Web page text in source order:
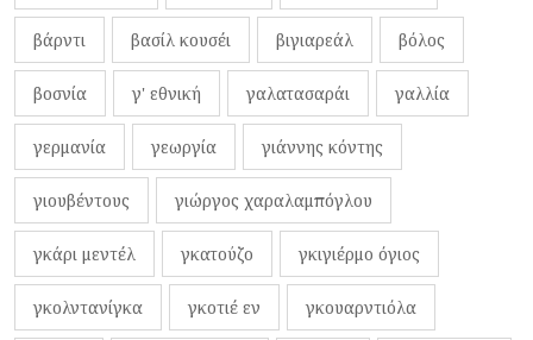
βάρντι βασίλ κουσέι βιγιαρεάλ βόλος
βοσνία γ' εθνική γαλατασαράι γαλλία
γερμανία γεωργία γιάννης κόντης
γιουβέντους γιώργος χαραλαμπόγλου
γκάρι μεντέλ γκατούζο γκιγιέρμο όγιος
γκολντανίγκα γκοτιέ εν γκουαρντιόλα